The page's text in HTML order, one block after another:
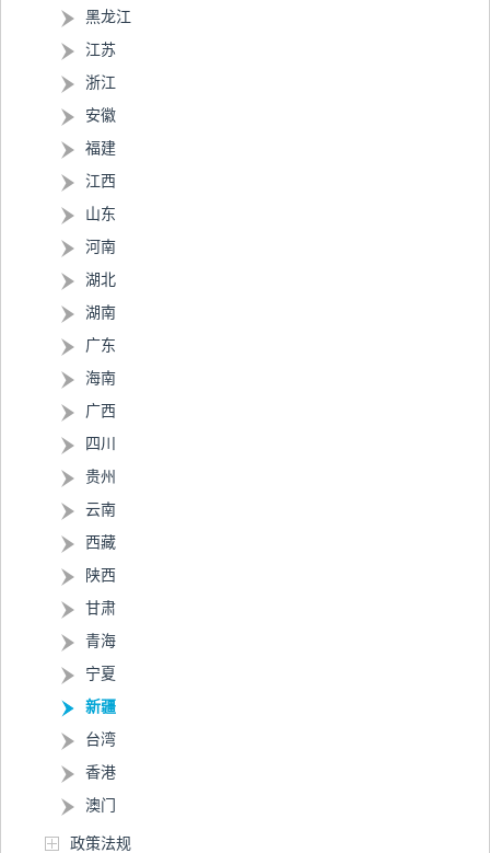
黑龙江
江苏
浙江
安徽
福建
江西
山东
河南
湖北
湖南
广东
海南
广西
四川
贵州
云南
西藏
陕西
甘肃
青海
宁夏
新疆
台湾
香港
澳门
政策法规